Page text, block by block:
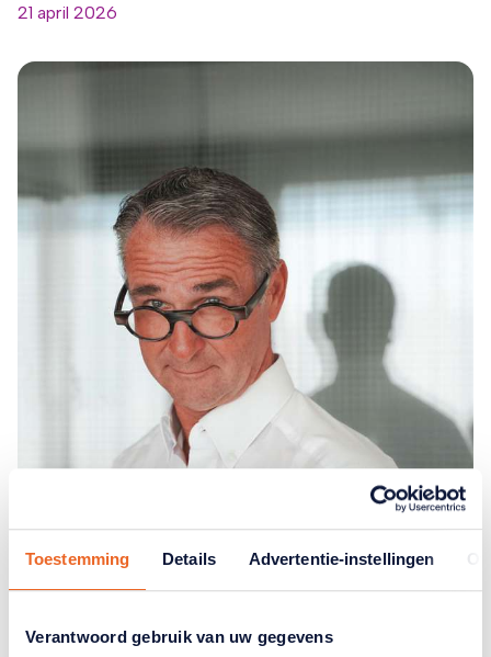
Toestemming Details Advertentie-instellingen
Verantwoord gebruik van uw gegevens
21 april 2026